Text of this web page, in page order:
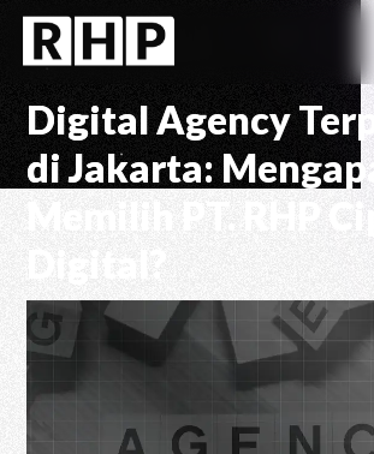
Digital Agency
di Jakarta:
Memilih PT. RHP